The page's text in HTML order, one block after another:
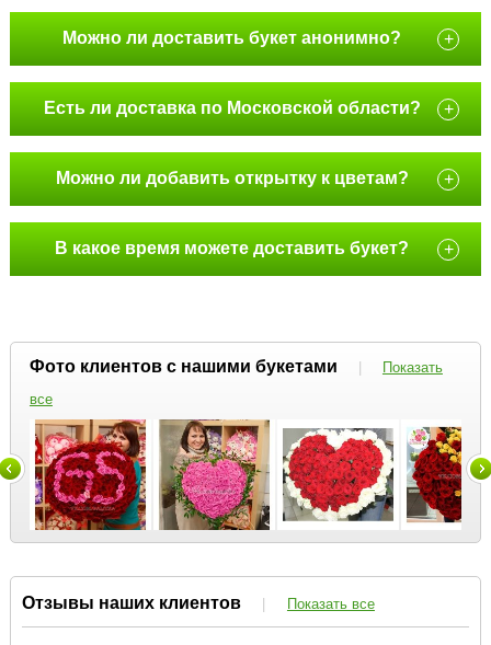
Можно ли доставить букет анонимно? +
Есть ли доставка по Московской области? +
Можно ли добавить открытку к цветам? +
В какое время можете доставить букет? +
Фото клиентов с нашими букетами |
Показать
все
Отзывы наших клиентов | Показать все